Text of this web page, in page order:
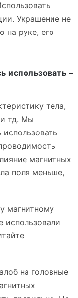
Украшение не
на руке, его
использовать –
тела,
тд. Мы
магнитных
поля меньше,
магнитному
использовали
на головные